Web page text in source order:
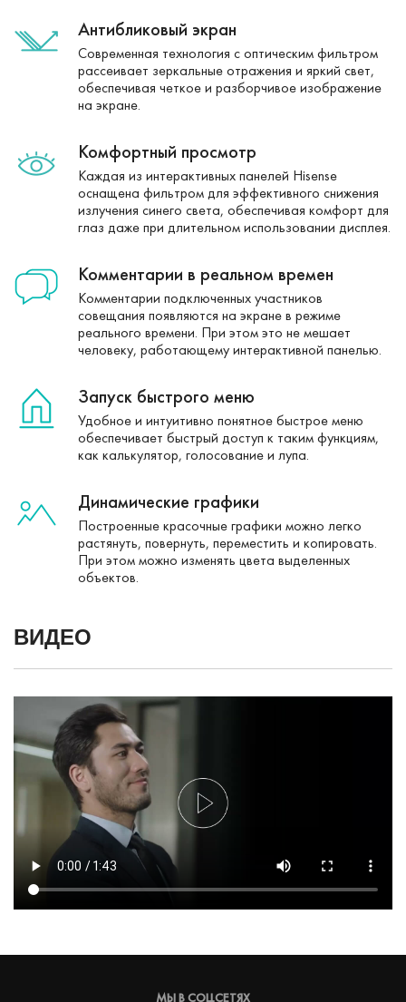
Антибликовый экран
Современная технология с оптическим фильтром
рассеивает зеркальные отражения и яркий свет,
обеспечивая четкое и разборчивое изображение
на экране.
Комфортный просмотр
Каждая из интерактивных панелей Hisense
оснащена фильтром для эффективного снижения
излучения синего света, обеспечивая комфорт для
глаз даже при длительном использовании дисплея.
Комментарии в реальном времен
Комментарии подключенных участников
совещания появляются на экране в режиме
реального времени. При этом это не мешает
человеку, работающему интерактивной панелью.
Запуск быстрого меню
Удобное и интуитивно понятное быстрое меню
обеспечивает быстрый доступ к таким функциям,
как калькулятор, голосование и лупа.
Динамические графики
Построенные красочные графики можно легко
растянуть, повернуть, переместить и копировать.
При этом можно изменять цвета выделенных
объектов.
ВИДЕО
МЫ В СОЦСЕТЯХ